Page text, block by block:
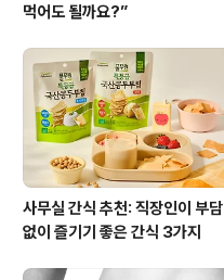
먹어도 될까요?”
사무실 간식 추천: 직장인이 부담
없이 즐기기 좋은 간식 3가지